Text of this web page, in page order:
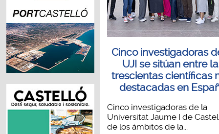
Cinco investigadoras
UJI se sitúan entre
trescientas científicas
destacadas en
Cinco investigadoras de la
Universitat Jaume I de
de los ámbitos de la...